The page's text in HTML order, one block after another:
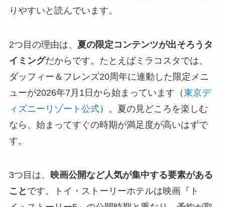
りやすいと読んでいます。
2つ目の理由は、 夏の限定コンテンツが出そろうタ
イミングだからです。たとえばミラコスタでは、
ダッフィー＆フレンズ20周年に連動した限定メニ
ューが2026年7月1日から始まっています（東京デ
ィズニーリゾート公式）。夏の見どころを楽しむ
なら、始まってすぐの時期が満足度が高いはずで
す。
3つ目は、
映画公開など人気が集中する要素がある
こと です。トイ・ストーリーホテルは映画『ト